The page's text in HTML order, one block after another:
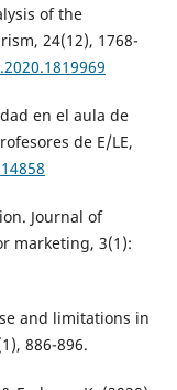
of the
24(12), 1768-
en el aula de
de E/LE,
Journal of
marketing, 3(1):
and limitations in
886-896.